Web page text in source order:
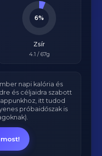
6%
Zsír
4.1 / 67g
napi kalória és
és céljaidra szabott
itt tudod
próbaidőszak is